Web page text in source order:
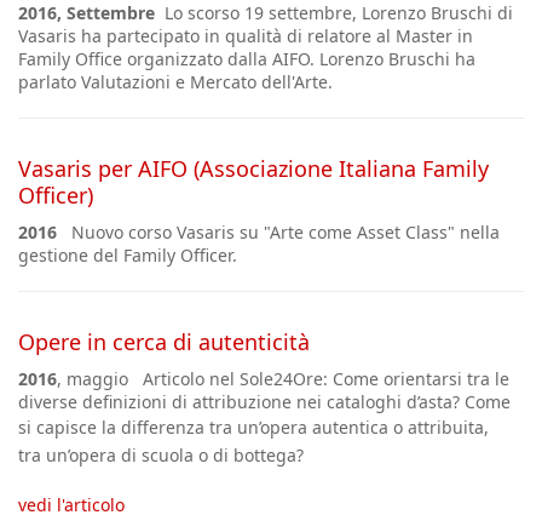
2016, Settembre Lo scorso 19 settembre, Lorenzo Bruschi di
Vasaris ha partecipato in qualità di relatore al Master in
Family Office organizzato dalla AIFO. Lorenzo Bruschi ha
parlato Valutazioni e Mercato dell'Arte.
Vasaris per AIFO (Associazione Italiana Family
Officer)
2016 Nuovo corso Vasaris su "Arte come Asset Class" nella
gestione del Family Officer.
Opere in cerca di autenticità
2016, maggio
Articolo nel Sole24Ore: Come orientarsi tra le
diverse definizioni di attribuzione nei cataloghi d’asta? Come
si capisce la differenza tra un’opera autentica o attribuita,
tra un’opera di scuola o di bottega?
vedi l'articolo